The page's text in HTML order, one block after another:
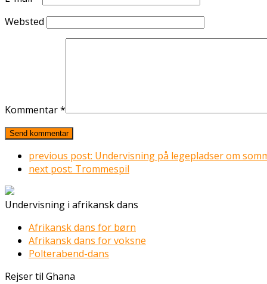
Websted
Kommentar*
previous post: Undervisning på legepladser om
next post: Trommespil
Undervisning i afrikansk dans
Afrikansk dans for børn
Afrikansk dans for voksne
Polterabend-dans
Rejser til Ghana